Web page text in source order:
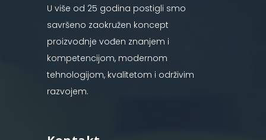
U više od 25 godina postigli smo
savršeno zaokružen koncept
proizvodnje vođen znanjem i
kompetencijom, modernom
tehnologijom, kvalitetom i održivim
razvojem.